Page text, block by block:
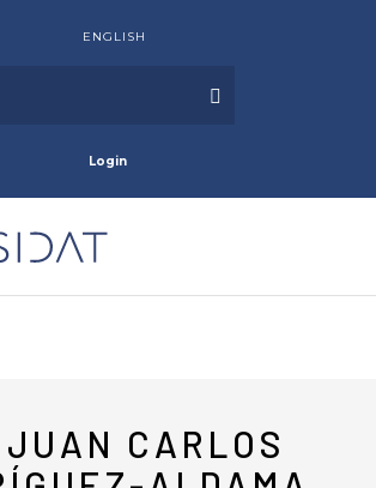
ENGLISH
Login
CARLOS